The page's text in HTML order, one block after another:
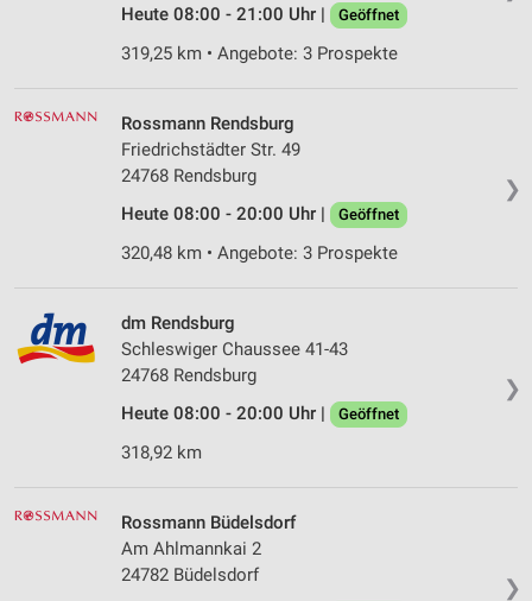
Heute 08:00 - 21:00 Uhr |
Geöffnet
319,25 km • Angebote: 3 Prospekte
❯
Rossmann Rendsburg
Friedrichstädter Str. 49
24768 Rendsburg
Heute 08:00 - 20:00 Uhr |
Geöffnet
320,48 km • Angebote: 3 Prospekte
❯
dm Rendsburg
Schleswiger Chaussee 41-43
24768 Rendsburg
Heute 08:00 - 20:00 Uhr |
Geöffnet
318,92 km
❯
Rossmann Büdelsdorf
Am Ahlmannkai 2
24782 Büdelsdorf